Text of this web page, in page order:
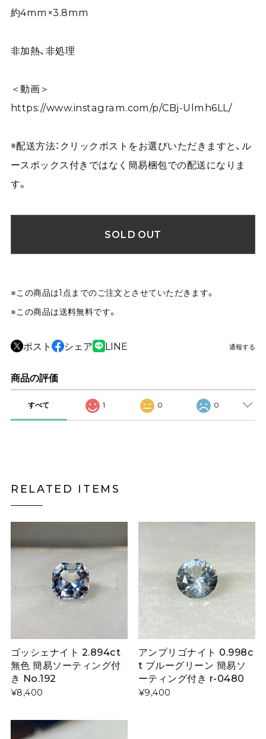
約4mm×3.8mm
非加熱、非処理
＜動画＞
https://www.instagram.com/p/CBj-Ulmh6LL/
※配送方法：クリックポストをお選びいただきますと、ル
ースボックス付きではなく簡易梱包での配送になりま
す。
SOLD OUT
※この商品は1点までのご注文とさせていただきます。
※この商品は送料無料です。
ポスト シェア LINE 通報する
商品の評価
すべて 1 0 0
RELATED ITEMS
ゴッシェナイト 2.894ct
無色 簡易ソーティング付
き No.192
¥8,400
アンプリゴナイト 0.998c
t ブルーグリーン 簡易ソ
ーティング付き r-0480
¥9,400